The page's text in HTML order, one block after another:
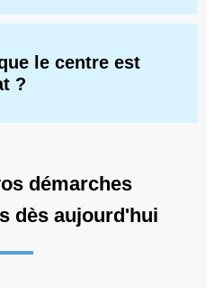
le centre est
?
démarches
dès aujourd'hui